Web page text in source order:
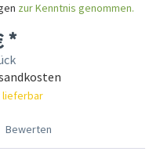
zur Kenntnis genommen.
*
lieferbar
Bewerten